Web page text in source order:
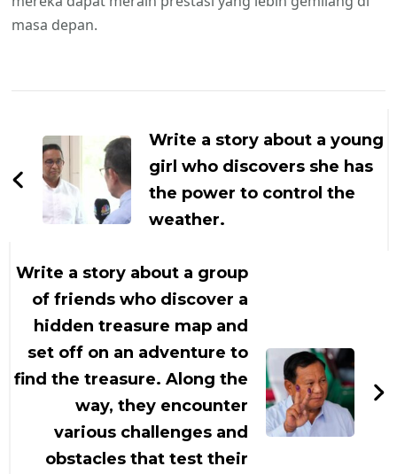
masa depan.
Artikel
Write a story about a young
girl who discovers she has
the power to control the
weather.
Write a story about a group
of friends who discover a
hidden treasure map and
set off on an adventure to
find the treasure. Along the
way, they encounter
various challenges and
obstacles that test their